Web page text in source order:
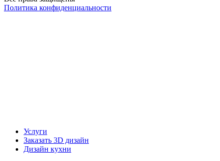
Политика конфиденциальности
Услуги
Заказать 3D дизайн
Дизайн кухни